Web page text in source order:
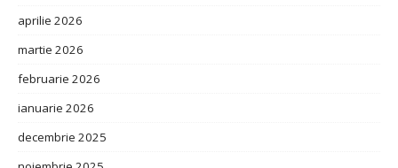
aprilie 2026
martie 2026
februarie 2026
ianuarie 2026
decembrie 2025